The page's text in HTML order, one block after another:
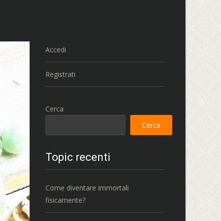
Accedi
Registrati
Cerca
Cerca
Topic recenti
Come diventare immortali
fisicamente?